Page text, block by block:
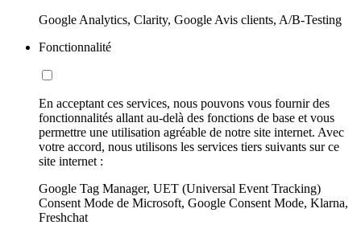
Google Analytics, Clarity, Google Avis clients, A/B-Testing
Fonctionnalité
En acceptant ces services, nous pouvons vous fournir des
fonctionnalités allant au-delà des fonctions de base et vous
permettre une utilisation agréable de notre site internet. Avec
votre accord, nous utilisons les services tiers suivants sur ce
site internet :
Google Tag Manager, UET (Universal Event Tracking)
Consent Mode de Microsoft, Google Consent Mode, Klarna,
Freshchat